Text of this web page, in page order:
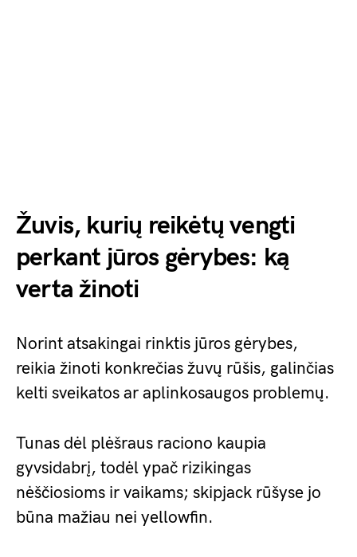
Žuvis, kurių reikėtų vengti
perkant jūros gėrybes: ką
verta žinoti
Norint atsakingai rinktis jūros gėrybes,
reikia žinoti konkrečias žuvų rūšis, galinčias
kelti sveikatos ar aplinkosaugos problemų.
Tunas dėl plėšraus raciono kaupia
gyvsidabrį, todėl ypač rizikingas
nėščiosioms ir vaikams; skipjack rūšyse jo
būna mažiau nei yellowfin.